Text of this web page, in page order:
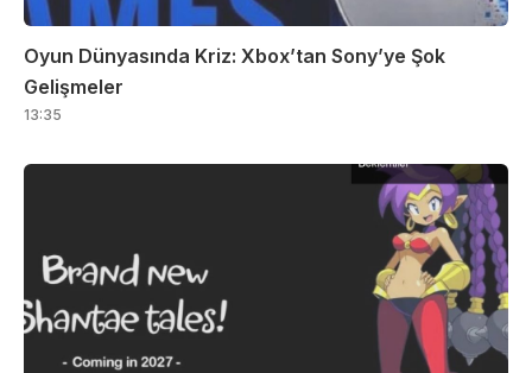
Oyun Dünyasında Kriz: Xbox’tan Sony’ye Şok
Gelişmeler
13:35